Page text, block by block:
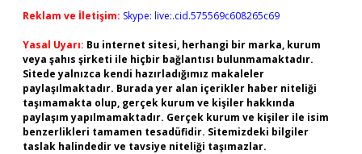
Reklam ve İletişim: Skype: live:.cid.575569c608265c69
Yasal Uyarı: Bu internet sitesi, herhangi bir marka, kurum
veya şahıs şirketi ile hiçbir bağlantısı bulunmamaktadır.
Sitede yalnızca kendi hazırladığımız makaleler
paylaşılmaktadır. Burada yer alan içerikler haber niteliği
taşımamakta olup, gerçek kurum ve kişiler hakkında
paylaşım yapılmamaktadır. Gerçek kurum ve kişiler ile isim
benzerlikleri tamamen tesadüfidir. Sitemizdeki bilgiler
taslak halindedir ve tavsiye niteliği taşımazlar.